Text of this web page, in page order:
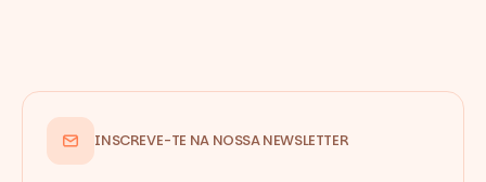
INSCREVE-TE NA NOSSA NEWSLETTER